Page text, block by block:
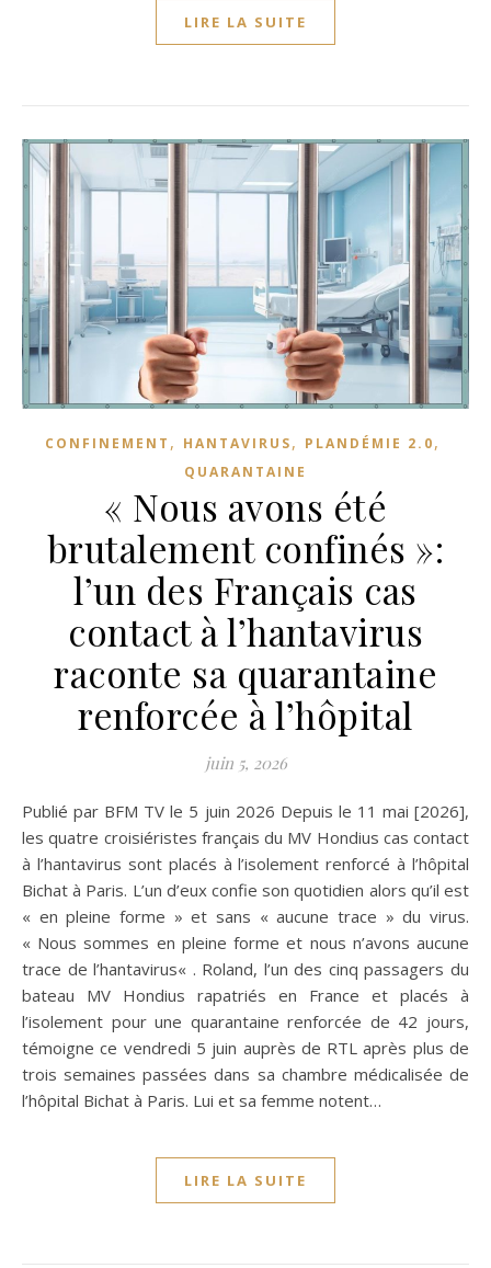
LIRE LA SUITE
CONFINEMENT , HANTAVIRUS, PLANDÉMIE 2.0,
QUARANTAINE
« Nous avons été
brutalement confinés »:
l’un des Français cas
contact à l’hantavirus
raconte sa quarantaine
renforcée à l’hôpital
juin 5, 2026
Publié par BFM TV le 5 juin 2026 Depuis le 11 mai [2026],
les quatre croisiéristes français du MV Hondius cas contact
à l’hantavirus sont placés à l’isolement renforcé à l’hôpital
Bichat à Paris. L’un d’eux confie son quotidien alors qu’il est
« en pleine forme » et sans « aucune trace » du virus.
« Nous sommes en pleine forme et nous n’avons aucune
trace de l’hantavirus« . Roland, l’un des cinq passagers du
bateau MV Hondius rapatriés en France et placés à
l’isolement pour une quarantaine renforcée de 42 jours,
témoigne ce vendredi 5 juin auprès de RTL après plus de
trois semaines passées dans sa chambre médicalisée de
l’hôpital Bichat à Paris. Lui et sa femme notent…
LIRE LA SUITE